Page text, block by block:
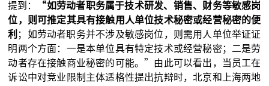
提到：
“如劳动者职务属于技术研发、销售、财务等敏感岗
位，则可推定其具有接触用人单位技术秘密或经营秘密的便
利 ；如劳动者职务并不涉及敏感岗位，则需用人单位举证证
明两个方面：一是本单位具有特定技术或经营秘密；二是劳
动者存在接触商业秘密的可能。”由此可以看出，当员工在
诉讼中对竞业限制主体适格性提出抗辩时，北京和上海两地